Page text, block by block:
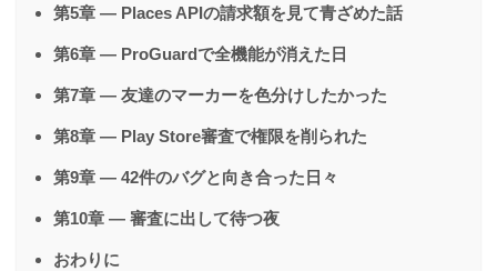
第5章 — Places APIの請求額を見て青ざめた話
第6章 — ProGuardで全機能が消えた日
第7章 — 友達のマーカーを色分けしたかった
第8章 — Play Store審査で権限を削られた
第9章 — 42件のバグと向き合った日々
第10章 — 審査に出して待つ夜
おわりに